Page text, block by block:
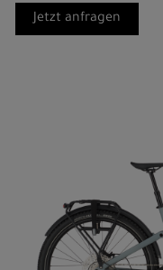
Jetzt anfragen